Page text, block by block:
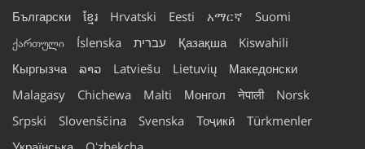
Български
ខ្មែរ Hrvatski Eesti አማርኛ
Suomi
ქართული
Íslenska עברית Қазақша
Kiswahili
Кыргызча
ລາວ Latviešu Lietuvių
Македонски
Malagasy
Chichewa Malti Монгол नेपाली
Norsk
Srpski
Slovenščina Svenska Тоҷикӣ
Türkmenler